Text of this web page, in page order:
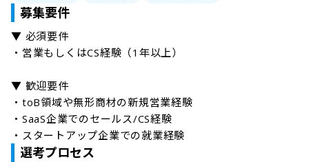
募集要件
▼ 必須要件
・営業もしくはCS経験（1年以上）
▼ 歓迎要件
・toB領域や無形商材の新規営業経験
・SaaS企業でのセールス/CS経験
・スタートアップ企業での就業経験
選考プロセス